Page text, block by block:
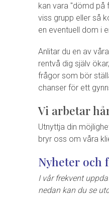
kan vara "dömd på
viss grupp eller så
en eventuell dom i
Anlitar du en av
rentvå dig själv
frågor som bör
chanser för ett
Vi arbetar
Utnyttja din
bryr oss om våra
Nyheter och
I vår frekvent
nedan kan du se